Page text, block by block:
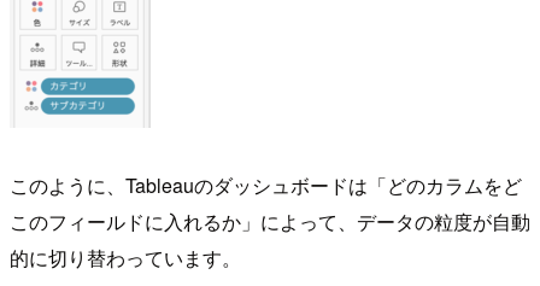
このように、Tableauのダッシュボードは「どのカラムをど
このフィールドに入れるか」によって、データの粒度が自動
的に切り替わっています。